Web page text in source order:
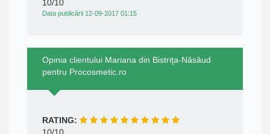
10/10
Data publicării 12-09-2017 01:15
Opinia clientului Mariana din Bistriţa-Năsăud
pentru Procosmetic.ro
RATING: